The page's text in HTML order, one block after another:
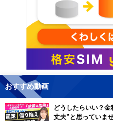
おすすめ動画
どうしたらいい？
丈夫”と思っていま